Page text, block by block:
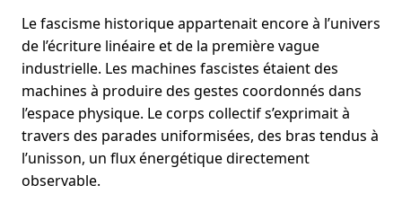
Le fascisme historique appartenait encore à l’univers
de l’écriture linéaire et de la première vague
industrielle. Les machines fascistes étaient des
machines à produire des gestes coordonnés dans
l’espace physique. Le corps collectif s’exprimait à
travers des parades uniformisées, des bras tendus à
l’unisson, un flux énergétique directement
observable.